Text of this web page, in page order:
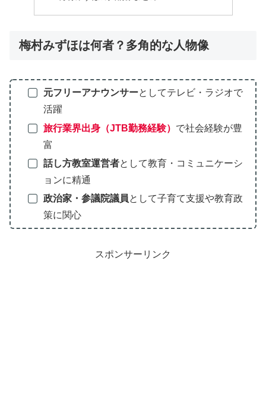
梅村みずほは何者？多角的な人物像
元フリーアナウンサーとしてテレビ・ラジオで
活躍
旅行業界出身（JTB勤務経験） で社会経験が豊
富
話し方教室運営者として教育・コミュニケーシ
ョンに精通
政治家・参議院議員として子育て支援や教育政
策に関心
スポンサーリンク